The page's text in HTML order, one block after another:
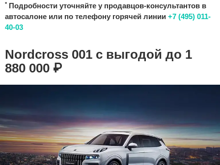
* Подробности уточняйте у продавцов-консультантов в
автосалоне или по телефону горячей линии +7 (495) 011-
40-03
Nordcross 001 с выгодой до 1
880 000 ₽